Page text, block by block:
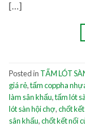
[…]
Posted in TẤM LÓT
giá rẻ,tấm coppha
làm sân khấu,tấm lót
lót sàn hội chợ,chốt
sân khấu,chốt kết nối